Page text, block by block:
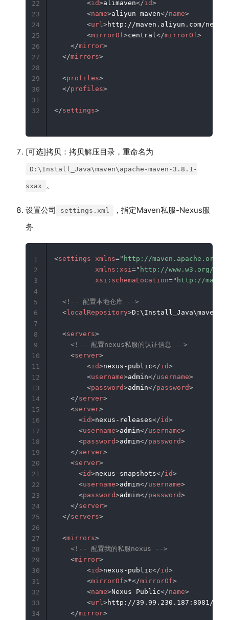
<id>alimaven</id>
<name>aliyun maven</name>
<url >http://maven.aliyun.com/
<mirrorOf>central </mirrorOf>
</mirror>
</mirrors>
<profiles>
</profiles>
</settings>
22
23
24
25
26
27
28
29
30
31
32
[可选]拷贝：拷贝解压目录，重命名为
D:\Install_Java\maven\apache-maven-3.8.1-
sxax 。
设置公司 settings.xml
，指定Maven私服-Nexus服
务
<settings xmlns=" http://maven.apache.org/
xmlns: xsi=" http://www.w3.org/
xsi: schemaLocation=" http://
<!-- 配置本地仓库 -->
< localRepository>
<servers>
<!-- 配置nexus私服的认证信息 -->
<server>
<id>nexus-public</id>
<username>admin</username>
<password>admin</password>
</server>
<server>
<id>nexus-releases</id>
<username>admin</username>
<password>admin</password>
</server>
<server>
<id>nexus-snapshots</id>
<username>admin</username>
<password>admin</password>
</server>
</servers>
<mirrors>
<!-- 配置我的私服nexus -->
<mirror>
<id>nexus-public</id>
<mirrorOf>*</mirrorOf>
<name>Nexus Public</name>
<url>http://39.99.230.187:8081/
</mirror>
1
2
3
4
5
6
7
8
9
10
11
12
13
14
15
16
17
18
19
20
21
22
23
24
25
26
27
28
29
30
31
32
33
34